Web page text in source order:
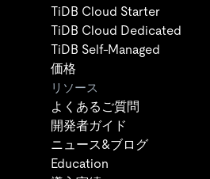
TiDB Cloud Starter
TiDB Cloud Dedicated
TiDB Self-Managed
価格
リソース
よくあるご質問
開発者ガイド
ニュース&ブログ
Education